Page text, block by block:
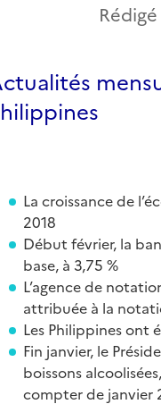
La croissance de
2018
Début février, la
base, à 3,75 %
L’agence de
attribuée à la
Les Philippines ont
Fin janvier, le
boissons
compter de janvier